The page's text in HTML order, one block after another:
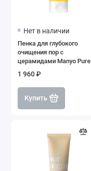
Нет в наличии
Пенка для глубокого
очищения пор с
церамидами Manyo Pure
мл
1 960 ₽
Купить